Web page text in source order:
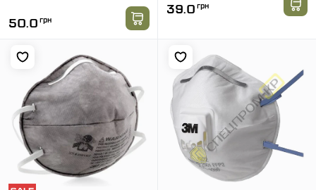
50.0 грн
39.0 грн